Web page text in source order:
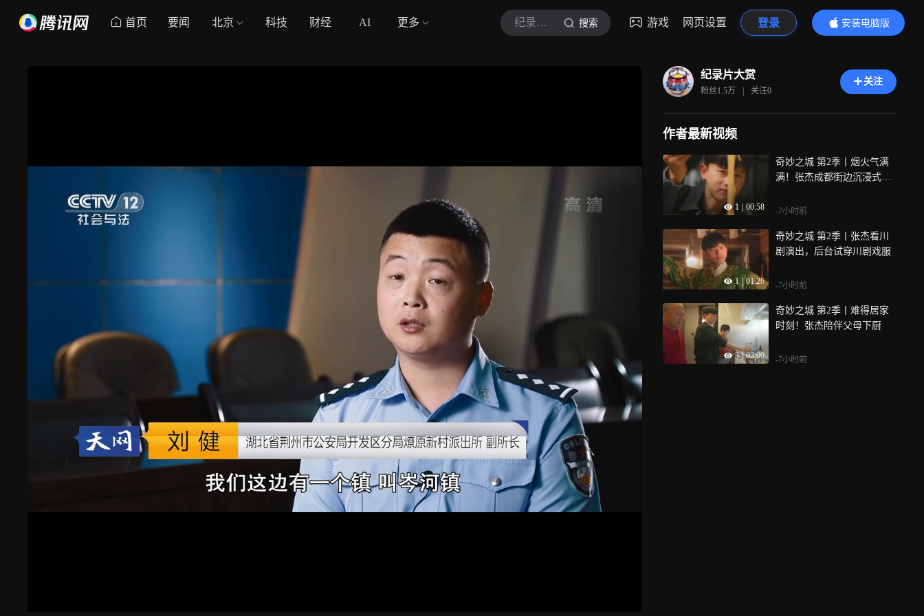
首页 要闻 北京 科技 财经 AI 更多 纪录片大赏 搜索 游戏 网页设置 登录
安装电脑版
内容更精彩
纪录片大赏
粉丝1.5万 | 关注0
关注
作者最新视频
1 00:58
奇妙之城 第2季丨烟火气满
满！张杰成都街边沉浸式嗦
-7小时前
1 | 01:26
奇妙之城 第2季丨张杰看川
剧演出，后台试穿川剧戏服
-7小时前
3 | 02:00
奇妙之城 第2季丨难得居家
时刻！张杰陪伴父母下厨
-7小时前